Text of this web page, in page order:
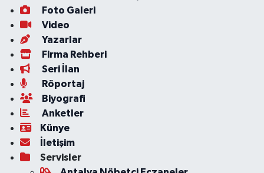
Foto Galeri
Video
Yazarlar
Firma Rehberi
Seri İlan
Röportaj
Biyografi
Anketler
Künye
İletişim
Servisler